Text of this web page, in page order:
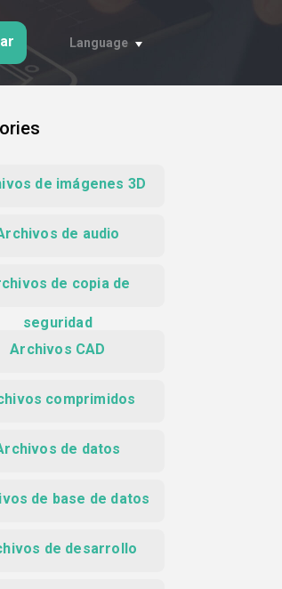
Language
de imágenes 3D
de audio
de copia de
seguridad
Archivos CAD
comprimidos
de datos
de base de datos
de desarrollo